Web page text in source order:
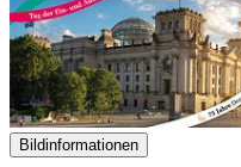
Bildinformationen